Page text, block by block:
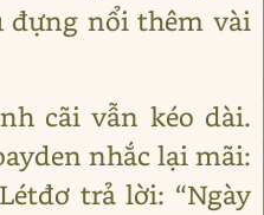
đựng nổi thêm vài
cãi vẫn kéo dài.
nhắc lại mãi:
trả lời: “Ngày